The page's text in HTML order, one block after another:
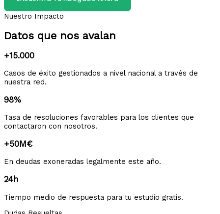
Nuestro Impacto
Datos que nos avalan
+15.000
Casos de éxito gestionados a nivel nacional a través de
nuestra red.
98%
Tasa de resoluciones favorables para los clientes que
contactaron con nosotros.
+50M€
En deudas exoneradas legalmente este año.
24h
Tiempo medio de respuesta para tu estudio gratis.